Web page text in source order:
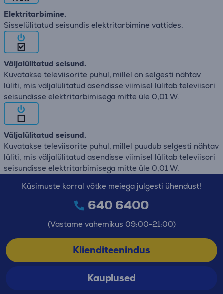
Elektritarbimine.
Sisselülitatud seisundis elektritarbimine vattides.
Väljalülitatud seisund.
Kuvatakse televiisorite puhul, millel on selgesti nähtav
lüliti, mis väljalülitatud asendisse viimisel lülitab televiisori
seisundisse elektritarbimisega mitte üle 0,01 W.
Väljalülitatud seisund.
Kuvatakse televiisorite puhul, millel puudub selgesti nähtav
lüliti, mis väljalülitatud asendisse viimisel lülitab televiisori
seisundisse elektritarbimisega mitte üle 0,01 W.
Küsimuste korral võtke meiega julgesti ühendust!
640 6400
(Vastame vahemikus 09:00-21:00)
Klienditeenindus
Kauplused